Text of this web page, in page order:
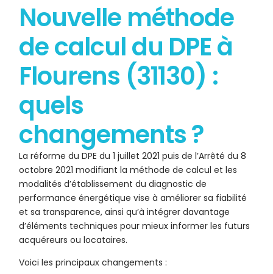
Nouvelle méthode
de calcul du DPE à
Flourens (31130) :
quels
changements ?
La réforme du DPE du 1 juillet 2021 puis de l’Arrêté du 8
octobre 2021 modifiant la méthode de calcul et les
modalités d’établissement du diagnostic de
performance énergétique vise à améliorer sa fiabilité
et sa transparence, ainsi qu’à intégrer davantage
d’éléments techniques pour mieux informer les futurs
acquéreurs ou locataires.
Voici les principaux changements :